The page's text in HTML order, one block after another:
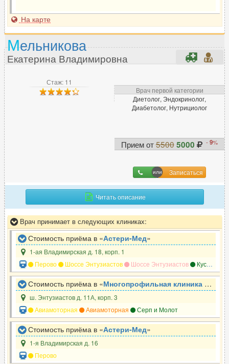
На карте
Стаж: 11
Врач первой категории
Диетолог, Эндокринолог,
Диабетолог, Нутрициолог
Прием от5500 5000 -9%
Записаться
Мельникова
Екатерина Владимировна
Читать описание
Врач принимает в следующих клиниках:
Стоимость приёма в «Астери-Мед»
1-ая Владимирская д. 18, корп. 1
Перово
Шоссе Энтузиастов Шоссе Энтузиастов Кусково
Стоимость приёма в «Многопрофильная клиника Кеамед
ш. Энтузиастов д. 11А, корп. 3
Авиамоторная
Авиамоторная Серп и Молот
Стоимость приёма в «Астери-Мед»
1-я Владимирская д. 16
Перово